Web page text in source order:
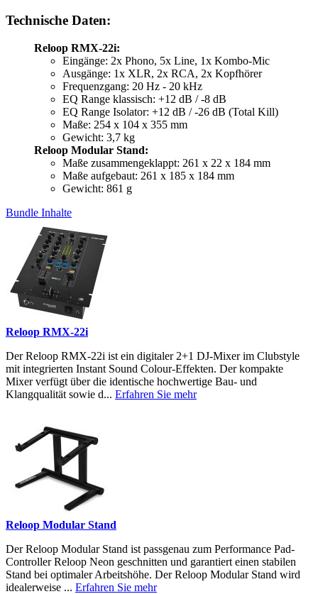
Technische Daten:
Reloop RMX-22i:
Eingänge: 2x Phono, 5x Line, 1x Kombo-Mic
Ausgänge: 1x XLR, 2x RCA, 2x Kopfhörer
Frequenzgang: 20 Hz - 20 kHz
EQ Range klassisch: +12 dB / -8 dB
EQ Range Isolator: +12 dB / -26 dB (Total Kill)
Maße: 254 x 104 x 355 mm
Gewicht: 3,7 kg
Reloop Modular Stand:
Maße zusammengeklappt: 261 x 22 x 184 mm
Maße aufgebaut: 261 x 185 x 184 mm
Gewicht: 861 g
Bundle Inhalte
Reloop RMX-22i
Der Reloop RMX-22i ist ein digitaler 2+1 DJ-Mixer im Clubstyle
mit integrierten Instant Sound Colour-Effekten. Der kompakte
Mixer verfügt über die identische hochwertige Bau- und
Klangqualität sowie d... Erfahren Sie mehr
Reloop Modular Stand
Der Reloop Modular Stand ist passgenau zum Performance Pad-
Controller Reloop Neon geschnitten und garantiert einen stabilen
Stand bei optimaler Arbeitshöhe. Der Reloop Modular Stand wird
idealerweise ... Erfahren Sie mehr